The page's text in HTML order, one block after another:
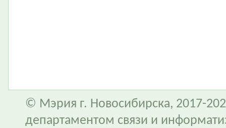
© Мэрия г. Новосибирска, 2017-
департаментом связи и